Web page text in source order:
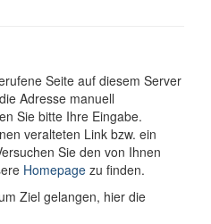
Seite auf diesem Server
Adresse manuell
Sie bitte Ihre Eingabe.
veralteten Link bzw. ein
Sie den von Ihnen
Homepage zu finden.
Ziel gelangen, hier die